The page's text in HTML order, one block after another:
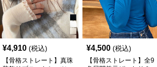
¥4,910 (税込)
【骨格ストレート】真珠
¥4,500 (税込)
【骨格ストレート】全9